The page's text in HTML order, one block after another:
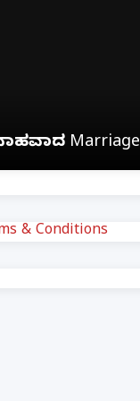
Marriage
& Conditions